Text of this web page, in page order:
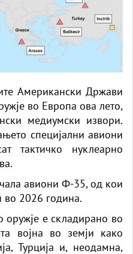
Американски Држави
во Европа ова лето,
медиумски извори.
специјални авиони
тактичко нуклеарно
авиони Ф-35, од кои
во 2026 година.
оружје е складирано во
војна во земји како
Турција и, неодамна,